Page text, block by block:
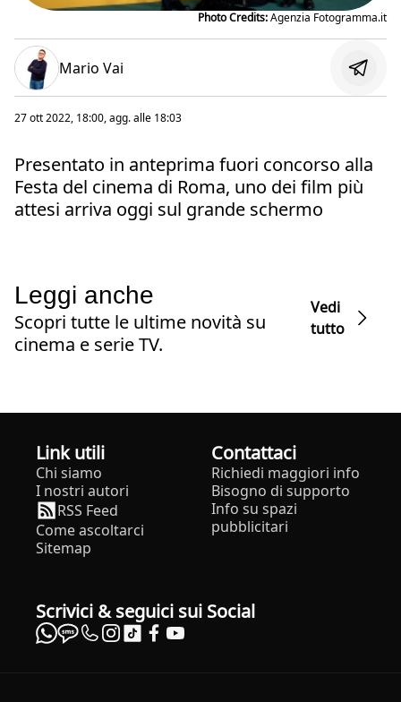
Photo Credits:Agenzia Fotogramma.it
Mario Vai
27 ott 2022, 18:00, agg. alle 18:03
Presentato in anteprima fuori concorso alla
Festa del cinema di Roma, uno dei film più
attesi arriva oggi sul grande schermo
Leggi anche
Scopri tutte le ultime novità su
cinema e serie TV.
Vedi
tutto
Link utili
Chi siamo
I nostri autori
RSS Feed
Come ascoltarci
Sitemap
Contattaci
Richiedi maggiori info
Bisogno di supporto
Info su spazi
pubblicitari
Scrivici & seguici sui Social